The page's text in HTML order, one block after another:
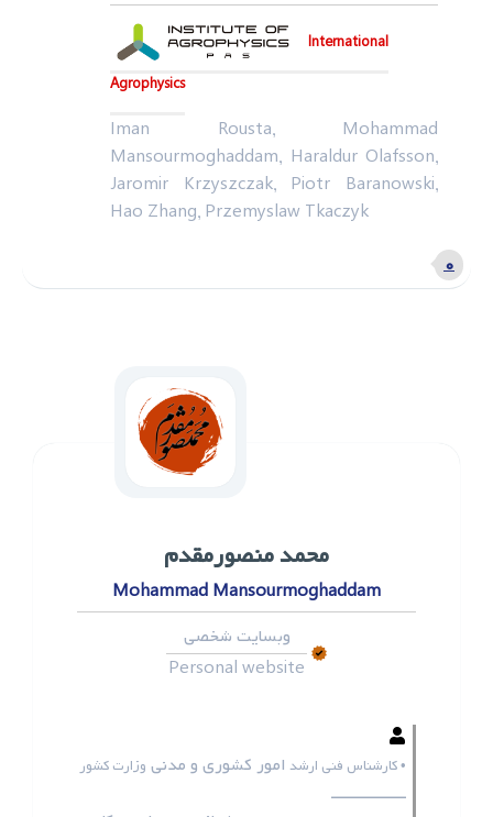
International
Agrophysics
Iman Rousta, Mohammad
Mansourmoghaddam, Haraldur Olafsson,
Jaromir Krzyszczak, Piotr Baranowski,
Hao Zhang, Przemyslaw Tkaczyk
۰
محمد ‌منصورمقدم
Mohammad Mansourmoghaddam
وبسایت شخصی
Personal website
• کارشناس فنی ارشد امور کشوری و مدنی وزارت کشور
ـــــــــــــــــ